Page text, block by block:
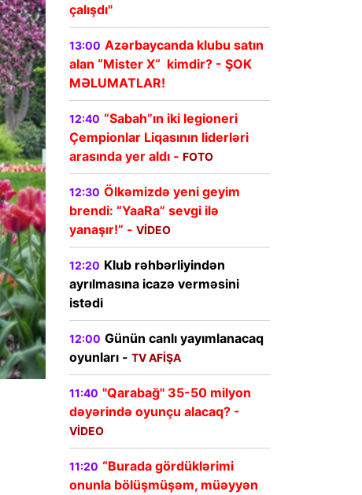
çalışdı"
13:00 Azərbaycanda klubu satın
alan “Mister X“ kimdir? - ŞOK
MƏLUMATLAR!
12:40 “Sabah”ın iki legioneri
Çempionlar Liqasının liderləri
arasında yer aldı - FOTO
12:30 Ölkəmizdə yeni geyim
brendi: “YaaRa” sevgi ilə
yanaşır!” - VİDEO
12:20 Klub rəhbərliyindən
ayrılmasına icazə verməsini
istədi
12:00 Günün canlı yayımlanacaq
oyunları - TV AFİŞA
11:40 "Qarabağ" 35-50 milyon
dəyərində oyunçu alacaq? -
VİDEO
11:20 “Burada gördüklərimi
onunla bölüşmüşəm, müəyyən